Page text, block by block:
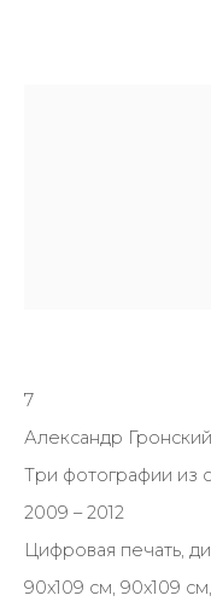
JOIN OUR
Last name *
7
Александр Гронский
Три фотографии из
2009 – 2012
Цифровая печать,
90х109 см, 90х109